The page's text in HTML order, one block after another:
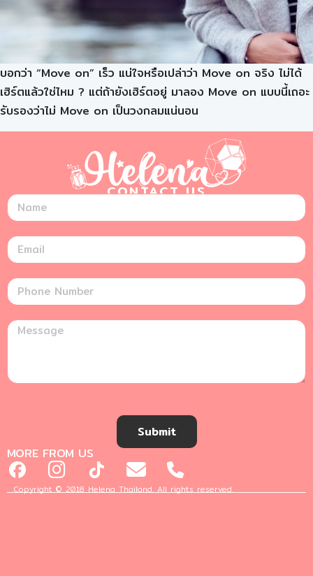
บอกว่า “Move on” เร็ว แน่ใจหรือเปล่าว่า Move on จริง ไม่ได้
เฮิร์ตแล้วใช่ไหม ? แต่ถ้ายังเฮิร์ตอยู่ มาลอง Move on แบบนี้เถอะ
รับรองว่าไม่ Move on เป็นวงกลมแน่นอน
CONTACT US
Submit
MORE FROM US
Copyright © 2018 Helena Thailand. All rights reserved.